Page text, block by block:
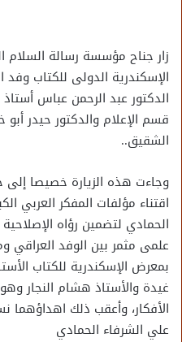
زار جناح مؤسسة رسالة
الإسكندرية الدولى للكتاب
الدكتور عبد الرحمن عباس
قسم الإعلام والدكتور حيدر
الشقيق..
وجاءت هذه الزيارة خصيصا
اقتناء مؤلفات المفكر العربي
الحمادي لتضمين رؤاه
علمى مثمر بين الوفد
بمعرض الإسكندرية للكتاب
غيدة والأستاذ هشام النجار
الأفكار، وأعقب ذلك اهداؤهما
علي الشرفاء الحمادي